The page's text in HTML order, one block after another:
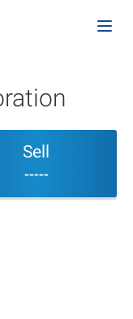
Sell
-----